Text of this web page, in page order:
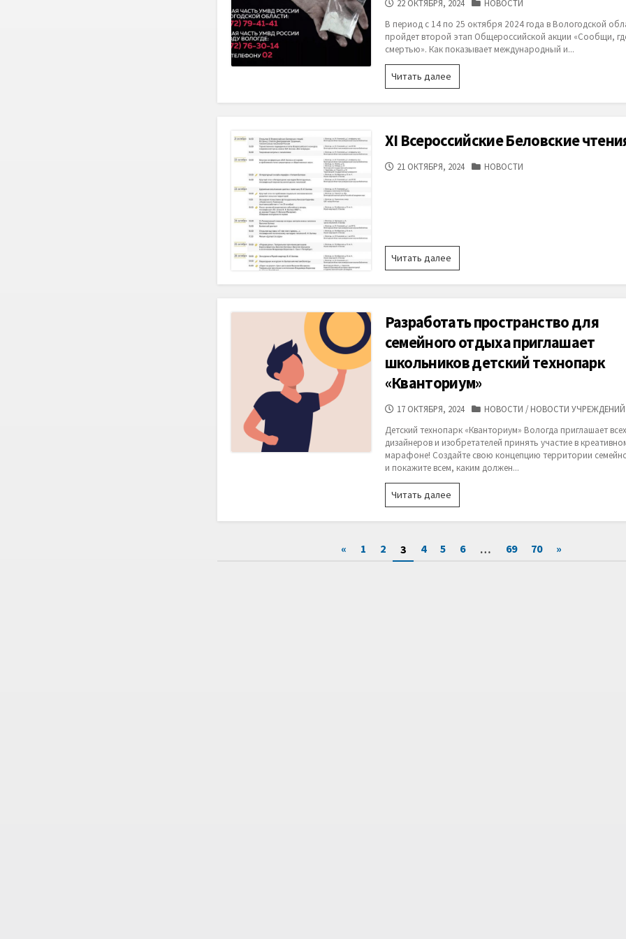
22 ОКТЯБРЯ, 2024 НОВОСТИ
В период с 14 по 25 октября 2024 года в Вологодской
пройдет второй этап Общероссийской акции «Сообщи,
смертью». Как показывает международный и...
Читать далееВ
Вологодской
области
этап
Общероссийской
XI Всероссийские Беловские
ДАТА
21 ОКТЯБРЯ, 2024 КАТЕГОРИИ
НОВОСТИ
Читать далееXI
Всероссийские
Беловские
Разработать пространство для
семейного отдыха приглашает
школьников детский технопарк
«Кванториум»
ДАТА
17 ОКТЯБРЯ, 2024 КАТЕГОРИИ
НОВОСТИ /НОВОСТИ УЧРЕЖДЕНИЙ
Детский технопарк «Кванториум» Вологда приглашает
дизайнеров и изобретателей принять участие в
марафоне! Создайте свою концепцию территории
и покажите всем, каким должен...
Читать далееРазработать
пространство
для
отдыха
« 1 2 3 4 5 6 … 69 70 »